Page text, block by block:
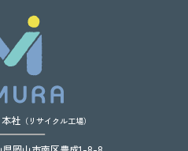
社（リサイクル工場）